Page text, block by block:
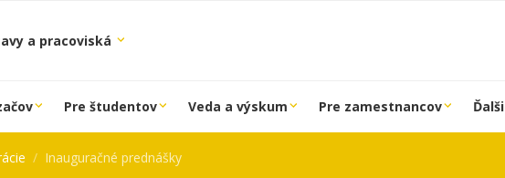
a pracoviská
Pre študentov Veda a výskum Pre zamestnancov
Inauguračné prednášky